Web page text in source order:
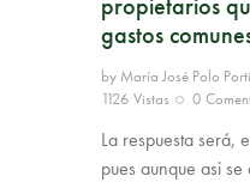
gastos
by María José Polo
1126 Vistas 0
La respuesta será,
pues aunque asi